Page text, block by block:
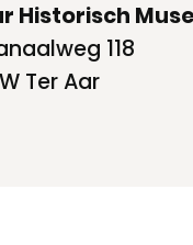
Historisch
118
Ter Aar